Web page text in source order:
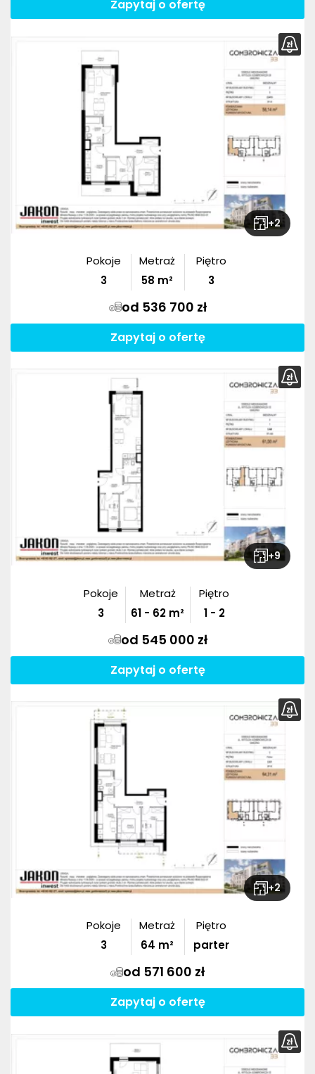
Zapytaj o ofertę
+2
Pokoje
3
Metraż
58 m²
Piętro
3
od 536 700 zł
Zapytaj o ofertę
+9
Pokoje
3
Metraż
61 - 62 m²
Piętro
1 - 2
od 545 000 zł
Zapytaj o ofertę
+2
Pokoje
3
Metraż
64 m²
Piętro
parter
od 571 600 zł
Zapytaj o ofertę